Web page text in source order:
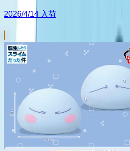
2026/4/14 入荷